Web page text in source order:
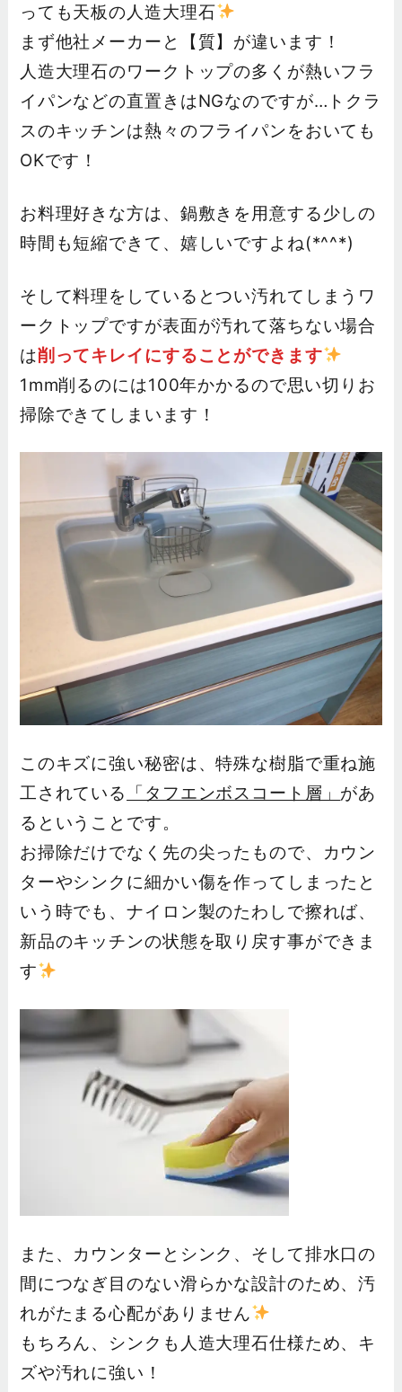
っても天板の人造大理石
まず他社メーカーと【質】が違います！
人造大理石のワークトップの多くが熱いフラ
イパンなどの直置きはNGなのですが…トクラ
スのキッチンは熱々のフライパンをおいても
OKです！
お料理好きな方は、鍋敷きを用意する少しの
時間も短縮できて、嬉しいですよね(*^^*)
そして料理をしているとつい汚れてしまうワ
ークトップですが表面が汚れて落ちない場合
は削ってキレイにすることができます
1mm削るのには100年かかるので思い切りお
掃除できてしまいます！
このキズに強い秘密は、特殊な樹脂で重ね施
工されている
「タフエンボスコート層」 があ
るということです。
お掃除だけでなく先の尖ったもので、カウン
ターやシンクに細かい傷を作ってしまったと
いう時でも、ナイロン製のたわしで擦れば、
新品のキッチンの状態を取り戻す事ができま
す
また、カウンターとシンク、そして排水口の
間につなぎ目のない滑らかな設計のため、汚
れがたまる心配がありません
もちろん、シンクも人造大理石仕様ため、キ
ズや汚れに強い！